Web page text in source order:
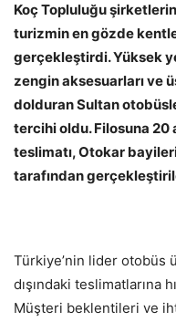
Koç Topluluğu
turizmin en gözde
gerçekleştirdi. Yüksek
zengin aksesuarları ve
dolduran Sultan
tercihi oldu. Filosuna 20
teslimatı, Otokar
tarafından
Türkiye’nin lider otobüs
dışındaki teslimatlarına
Müşteri beklentileri ve